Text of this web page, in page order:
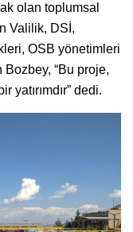
olan toplumsal
Valilik, DSİ,
OSB yönetimleri
Bozbey, “Bu proje,
yatırımdır” dedi.